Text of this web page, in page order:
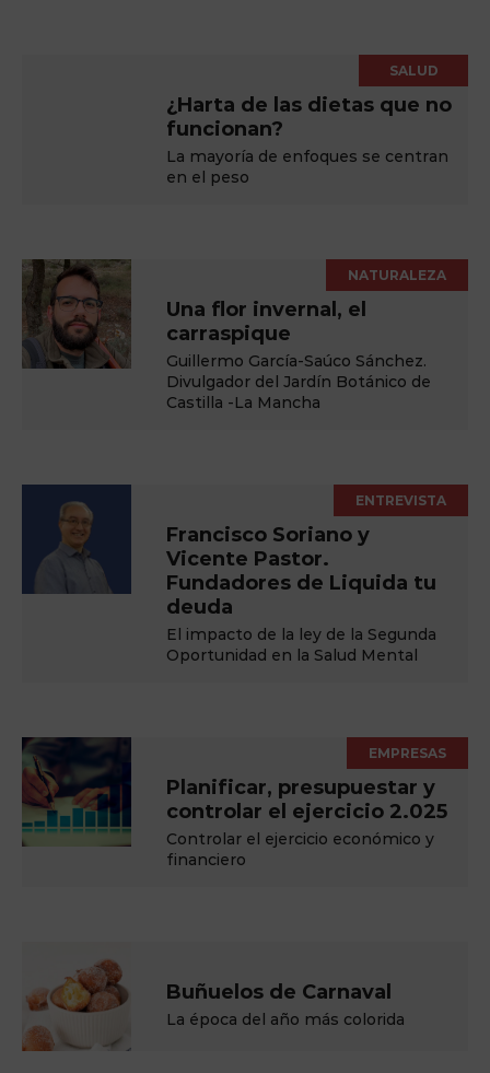
¿Harta de las dietas que no
funcionan?
La mayoría de enfoques se centran
en el peso
SALUD
Una flor invernal, el
carraspique
Guillermo García-Saúco Sánchez.
Divulgador del Jardín Botánico de
Castilla -La Mancha
NATURALEZA
Francisco Soriano y
Vicente Pastor.
Fundadores de Liquida tu
deuda
El impacto de la ley de la Segunda
Oportunidad en la Salud Mental
ENTREVISTA
Planificar, presupuestar y
controlar el ejercicio 2.025
Controlar el ejercicio económico y
financiero
EMPRESAS
Buñuelos de Carnaval
La época del año más colorida